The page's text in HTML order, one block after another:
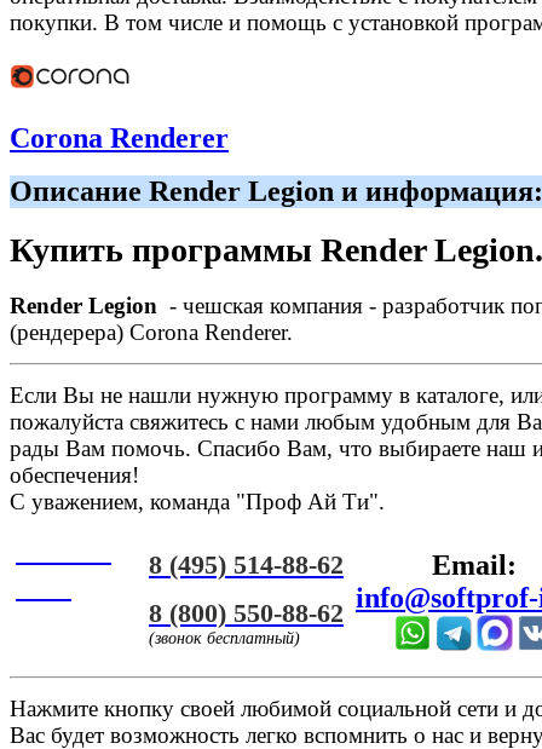
покупки. В том числе и помощь с установкой
Corona Renderer
Описание Render Legion и информация:
Купить программы Render Legion.
Render Legion - чешская компания - разработчик
(рендерера) Corona Renderer.
Если Вы не нашли нужную программу в каталоге,
пожалуйста свяжитесь с нами любым удобным для
рады Вам помочь. Спасибо Вам, что выбираете наш
обеспечения!
С уважением, команда "Проф Ай Ти".
8 (495) 514-88-62
8 (800) 550-88-62
(звонок бесплатный)
Email:
Нажмите кнопку своей любимой социальной сети и
Вас будет возможность легко вспомнить о нас и